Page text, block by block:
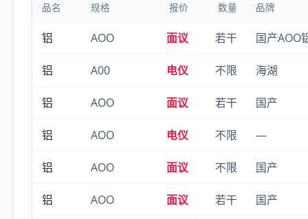
品名 规格 报价 数量 品牌
铝 AOO 面议 若干 国产AOO
铝 A00 电仪 不限 海湖
铝 AOO 面议 若干 国产
铝 AOO 电仪 不限 —
铝 AOO 面议 不限 国产
铝 AOO 面议 若干 国产